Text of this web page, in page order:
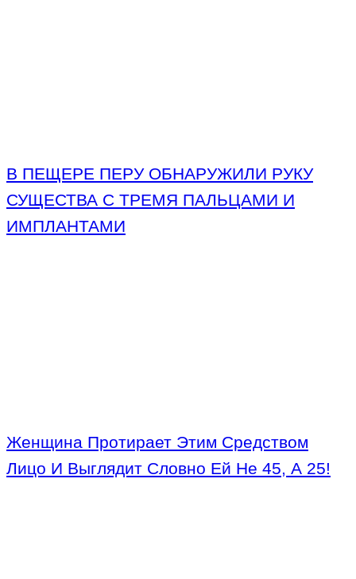
В ПЕЩЕРЕ ПЕРУ ОБНАРУЖИЛИ РУКУ
СУЩЕСТВА С ТРЕМЯ ПАЛЬЦАМИ И
ИМПЛАНТАМИ
Женщина Протирает Этим Средством
Лицо И Выглядит Словно Ей Не 45, А 25!